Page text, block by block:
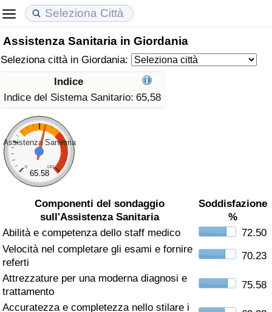
Assistenza Sanitaria in Giordania
Seleziona città in Giordania:
Indice
Indice del Sistema Sanitario: 65,58
Assistenza Sanitaria
0 120
65.58
Componenti del sondaggio
sull'Assistenza Sanitaria
Soddisfazione
%
Abilità e competenza dello staff medico
72.50
Velocità nel completare gli esami e fornire
referti
70.23
Attrezzature per una moderna diagnosi e
trattamento
75.58
Accuratezza e completezza nello stilare i
Costo della vita
Indice Del Costo Della Vita (corrente)
Indice Del Costo Della Vita
Indice del Costo della Vita per Nazione
ad Aqaba
Prezzi degli immobili
Indice del Prezzo delle Case (Corrente)
Indice del Prezzo delle Case
Indice del Prezzo delle Case per Nazione
Qualità della Vita
Indice della Qualità della Vita
Indice della Qualità della Vita (Corrente)
Indice della qualità della vita per Paese
Criminalità
Indice del Tasso di Criminalità (Corrente)
Indice della Criminalità
Indice di criminalità per paese
Assistenza Sanitaria